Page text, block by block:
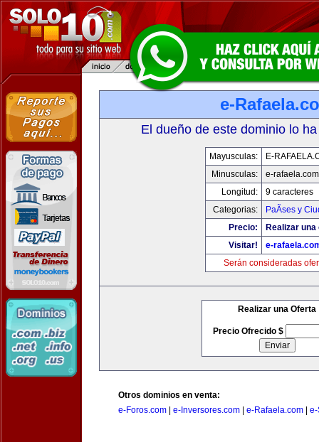
e-
El dueño de este dominio lo
Mayusculas:
E-
Minusculas:
e-rafaela.com
Longitud:
9 caracteres
Categorias:
PaÃ­ses y
Precio:
Realizar
Visitar!
e-
Serán consideradas
Realizar una Oferta
Precio Ofrecido $
Otros dominios en venta:
e-Foros.com
e-Inversores.com e-Rafaela.com e-